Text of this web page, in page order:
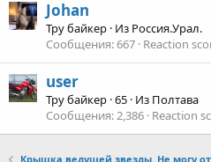
Johan
Тру байкер · Из Россия.Урал.
Сообщения 667 Reaction
user
Тру байкер ·65 · Из Полтава
Сообщения 2,386 Reaction
Крышка ведущей звезды. Не могу